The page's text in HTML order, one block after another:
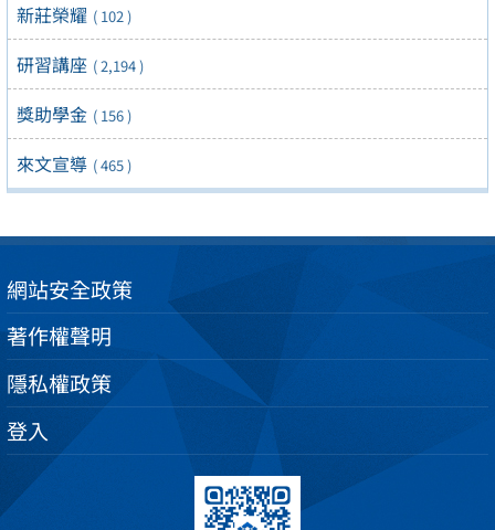
新莊榮耀 ( 102 )
研習講座 ( 2,194 )
獎助學金 ( 156 )
來文宣導 ( 465 )
網站安全政策
著作權聲明
隱私權政策
登入